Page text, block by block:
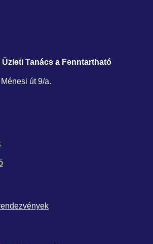
Tanács a Fenntartható
út 9/a.